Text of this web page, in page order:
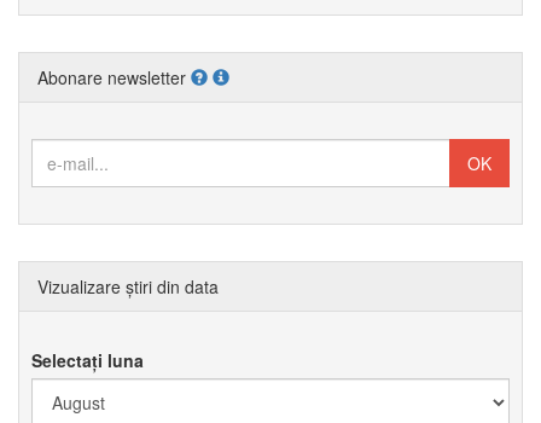
Abonare newsletter
Vizualizare știri din data
Selectați luna